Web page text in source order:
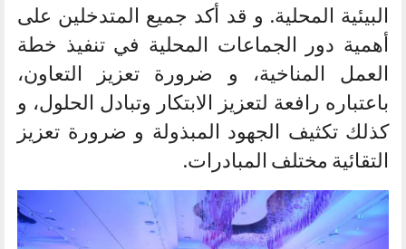
البيئية المحلية. و قد أكد جميع المتدخلين على
أهمية دور الجماعات المحلية في تنفيذ خطة
العمل المناخية، و ضرورة تعزيز التعاون،
باعتباره رافعة لتعزيز الابتكار وتبادل الحلول، و
كذلك تكثيف الجهود المبذولة و ضرورة تعزيز
التقائية مختلف المبادرات.